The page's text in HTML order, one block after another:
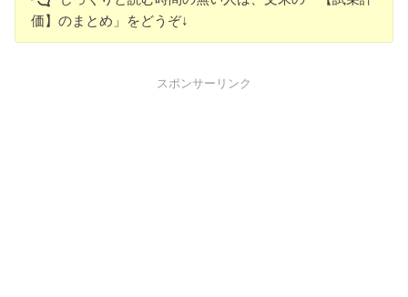
価】のまとめ」をどうぞ↓
スポンサーリンク